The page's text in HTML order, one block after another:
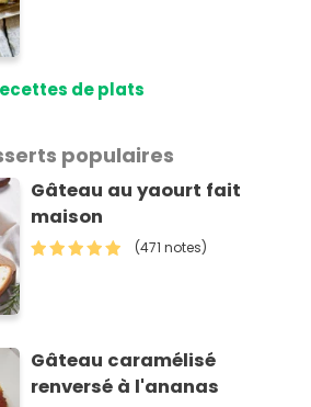
de plats
populaires
Gâteau au yaourt fait
maison
(471 notes)
Gâteau caramélisé
renversé à l'ananas